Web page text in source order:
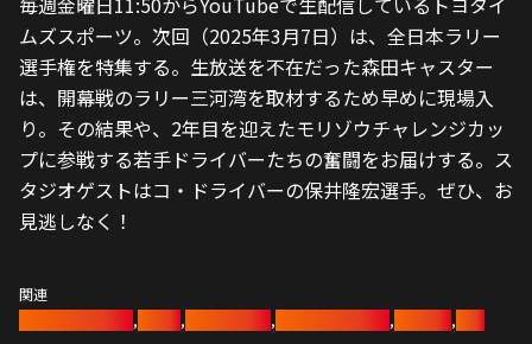
ムズスポーツ。次回（2025年3月7日）は、全日本ラリー
選手権を特集する。生放送を不在だった森田キャスター
は、開幕戦のラリー三河湾を取材するため早めに現場入
り。その結果や、2年目を迎えたモリゾウチャレンジカッ
プに参戦する若手ドライバーたちの奮闘をお届けする。ス
タジオゲストはコ・ドライバーの保井隆宏選手。ぜひ、お
見逃しなく！
関連
, , , , ,